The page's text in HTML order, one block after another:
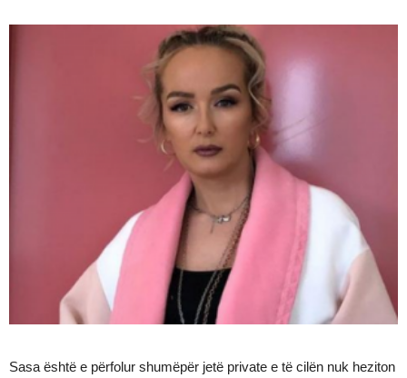
Sasa është e përfolur shumëpër jetë private e të cilën nuk heziton